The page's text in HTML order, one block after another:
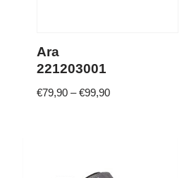
Ara
221203001
€79,90 –€99,90